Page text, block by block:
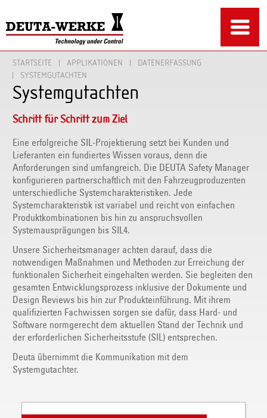
STARTSEITE APPLIKATIONEN
DATENERFASSUNG
SYSTEMGUTACHTEN
Systemgutachten
Schritt für Schritt zum Ziel
Eine erfolgreiche SIL-Projektierung setzt bei Kunden und
Lieferanten ein fundiertes Wissen voraus, denn die
Anforderungen sind umfangreich. Die DEUTA Safety Manager
konfigurieren partnerschaftlich mit den Fahrzeugproduzenten
unterschiedliche Systemcharakteristiken. Jede
Systemcharakteristik ist variabel und reicht von einfachen
Produktkombinationen bis hin zu anspruchsvollen
Systemausprägungen bis SIL4.
Unsere Sicherheitsmanager achten darauf, dass die
notwendigen Maßnahmen und Methoden zur Erreichung der
funktionalen Sicherheit eingehalten werden. Sie begleiten den
gesamten Entwicklungsprozess inklusive der Dokumente und
Design Reviews bis hin zur Produkteinführung. Mit ihrem
qualifizierten Fachwissen sorgen sie dafür, dass Hard- und
Software normgerecht dem aktuellen Stand der Technik und
der erforderlichen Sicherheitsstufe (SIL) entsprechen.
Deuta übernimmt die Kommunikation mit dem
Systemgutachter.